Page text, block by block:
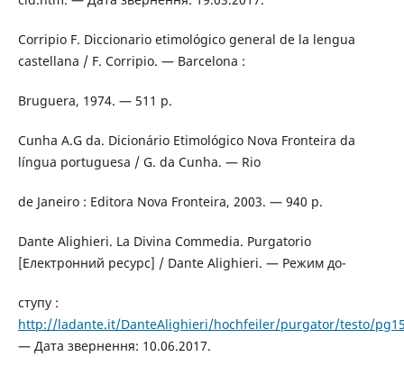
Corripio F. Diccionario etimológico general de la lengua
castellana / F. Corripio. — Barcelona :
Bruguera, 1974. — 511 p.
Cunha A.G da. Dicionário Etimológico Nova Fronteira da
língua portuguesa / G. da Cunha. — Rio
de Janeiro : Editora Nova Fronteira, 2003. — 940 p.
Dante Alighieri. La Divina Commedia. Purgatorio
[Електронний ресурс] / Dante Alighieri. — Режим до-
ступу :
http://ladante.it/DanteAlighieri/hochfeiler/purgator/testo/
— Дата звернення: 10.06.2017.